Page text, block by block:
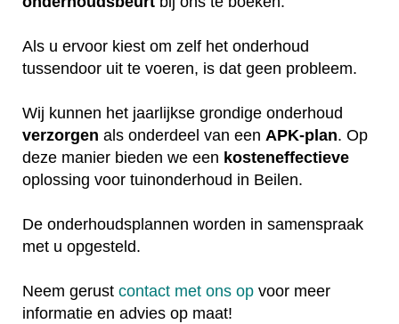
Als u ervoor kiest om zelf het onderhoud
tussendoor uit te voeren, is dat geen probleem.
Wij kunnen het jaarlijkse grondige onderhoud
verzorgen als onderdeel van een APK-plan. Op
deze manier bieden we een kosteneffectieve
oplossing voor tuinonderhoud in Beilen.
De onderhoudsplannen worden in samenspraak
met u opgesteld.
Neem gerust contact met ons op voor meer
informatie en advies op maat!